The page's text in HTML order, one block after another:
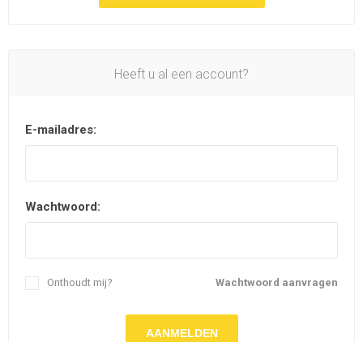
Heeft u al een account?
E-mailadres:
Wachtwoord:
Wachtwoord aanvragen
Onthoudt mij?
AANMELDEN